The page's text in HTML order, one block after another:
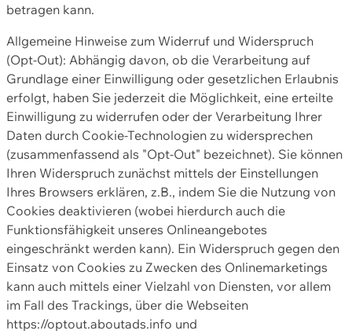
betragen kann.
Allgemeine Hinweise zum Widerruf und Widerspruch
(Opt-Out): Abhängig davon, ob die Verarbeitung auf
Grundlage einer Einwilligung oder gesetzlichen Erlaubnis
erfolgt, haben Sie jederzeit die Möglichkeit, eine erteilte
Einwilligung zu widerrufen oder der Verarbeitung Ihrer
Daten durch Cookie-Technologien zu widersprechen
(zusammenfassend als "Opt-Out" bezeichnet). Sie können
Ihren Widerspruch zunächst mittels der Einstellungen
Ihres Browsers erklären, z.B., indem Sie die Nutzung von
Cookies deaktivieren (wobei hierdurch auch die
Funktionsfähigkeit unseres Onlineangebotes
eingeschränkt werden kann). Ein Widerspruch gegen den
Einsatz von Cookies zu Zwecken des Onlinemarketings
kann auch mittels einer Vielzahl von Diensten, vor allem
im Fall des Trackings, über die Webseiten
https://optout.aboutads.info und